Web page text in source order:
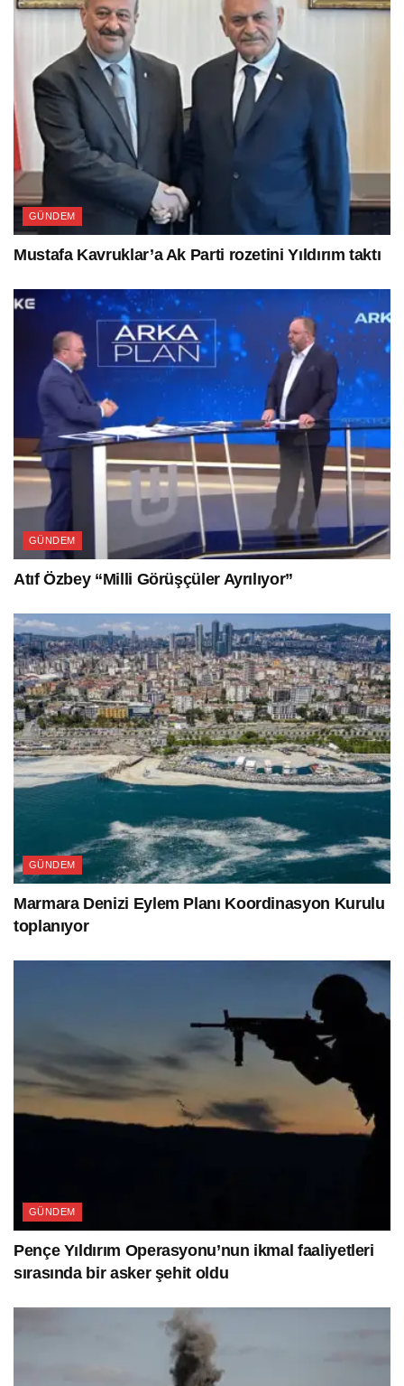
GÜNDEM
Mustafa Kavruklar’a Ak Parti rozetini Yıldırım taktı
GÜNDEM
Atıf Özbey “Milli Görüşçüler Ayrılıyor”
GÜNDEM
Marmara Denizi Eylem Planı Koordinasyon Kurulu
toplanıyor
GÜNDEM
Pençe Yıldırım Operasyonu’nun ikmal faaliyetleri
sırasında bir asker şehit oldu